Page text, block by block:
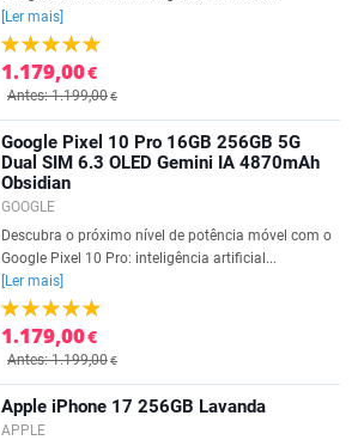
[Ler mais]
1.179,00€
Antes: 1.199,00€
Google Pixel 10 Pro 16GB 256GB 5G
Dual SIM 6.3 OLED Gemini IA 4870mAh
Obsidian
GOOGLE
Descubra o próximo nível de potência móvel com o
Google Pixel 10 Pro: inteligência artificial...
[Ler mais]
1.179,00€
Antes: 1.199,00€
Apple iPhone 17 256GB Lavanda
APPLE